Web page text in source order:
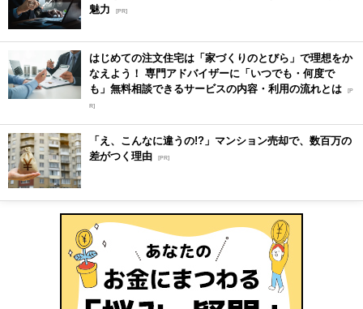
魅力
[PR]
はじめての注文住宅は「家づくりのとびら」で理想をか
なえよう！ 専門アドバイザーに「いつでも・何度で
も」無料相談できるサービスの内容・利用の流れとは [P
R]
「え、こんなに違うの!?」マンション売却で、数百万の
差がつく理由 [PR]